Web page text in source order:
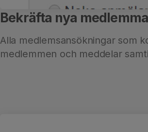
Bekräfta nya
Alla medlemsansökningar som
medlemmen och meddelar